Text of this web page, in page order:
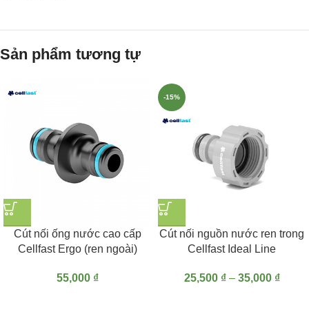
Sản phẩm tương tự
Cút nối ống nước cao cấp
Cellfast Ergo (ren ngoài)
55,000 ₫
-15%
Cút nối nguồn nước ren trong
Cellfast Ideal Line
25,500 ₫– 35,000 ₫